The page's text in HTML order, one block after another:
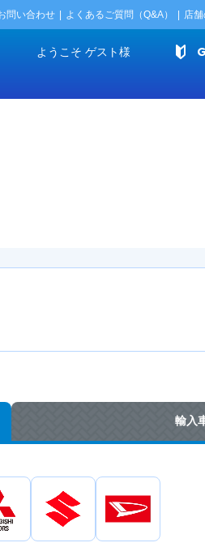
問い合わせ よくあるご質問（Q&A） 店
ようこそ ゲスト様
輸入